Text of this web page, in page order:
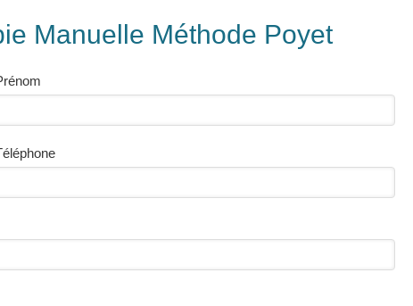
Manuelle Méthode Poyet